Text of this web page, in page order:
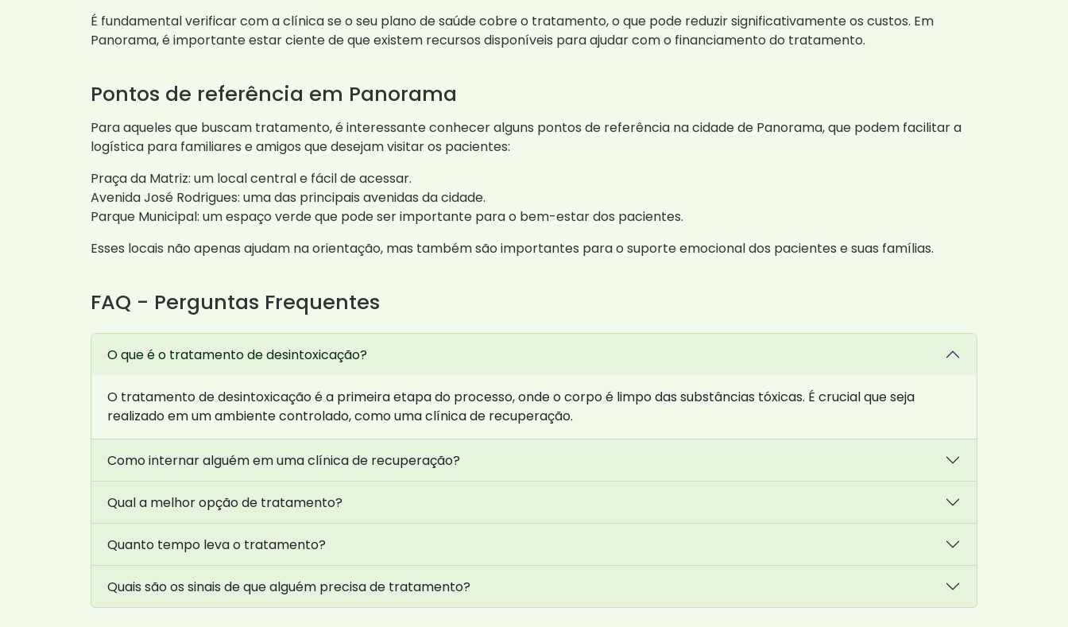
É fundamental verificar com a clínica se o seu plano de saúde cobre o tratamento, o que pode reduzir significativamente os custos. Em
Panorama, é importante estar ciente de que existem recursos disponíveis para ajudar com o financiamento do tratamento.
Pontos de referência em Panorama
Para aqueles que buscam tratamento, é interessante conhecer alguns pontos de referência na cidade de Panorama, que podem facilitar a
logística para familiares e amigos que desejam visitar os pacientes:
Praça da Matriz: um local central e fácil de acessar.
Avenida José Rodrigues: uma das principais avenidas da cidade.
Parque Municipal: um espaço verde que pode ser importante para o bem-estar dos pacientes.
Esses locais não apenas ajudam na orientação, mas também são importantes para o suporte emocional dos pacientes e suas famílias.
FAQ - Perguntas Frequentes
O que é o tratamento de desintoxicação?
O tratamento de desintoxicação é a primeira etapa do processo, onde o corpo é limpo das substâncias tóxicas. É crucial que seja
realizado em um ambiente controlado, como uma clínica de recuperação.
Como internar alguém em uma clínica de recuperação?
Qual a melhor opção de tratamento?
Quanto tempo leva o tratamento?
Quais são os sinais de que alguém precisa de tratamento?